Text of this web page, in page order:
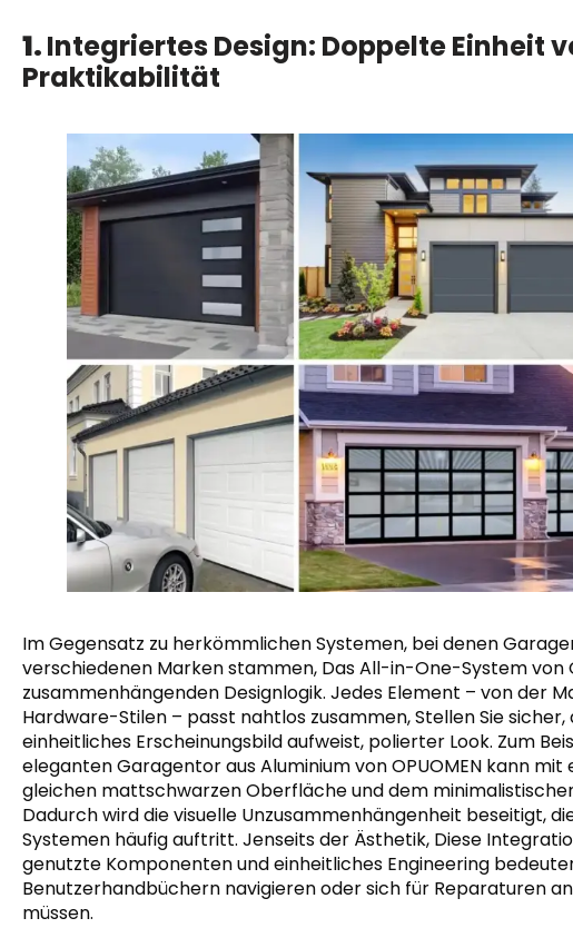
1.Integriertes Design: Doppelte Einheit
Praktikabilität
Im Gegensatz zu herkömmlichen Systemen, bei denen
verschiedenen Marken stammen, Das All-in-One-System von
zusammenhängenden Designlogik. Jedes Element – ​​von der
Hardware-Stilen – passt nahtlos zusammen, Stellen Sie sicher,
einheitliches Erscheinungsbild aufweist, polierter Look. Zum
eleganten Garagentor aus Aluminium von OPUOMEN kann
gleichen mattschwarzen Oberfläche und dem
Dadurch wird die visuelle Unzusammenhängenheit beseitigt,
Systemen häufig auftritt. Jenseits der Ästhetik, Diese
genutzte Komponenten und einheitliches Engineering
Benutzerhandbüchern navigieren oder sich für Reparaturen
müssen.